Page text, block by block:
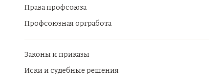
Права профсоюза
Профсоюзная оргработа
Законы и приказы
Иски и судебные решения